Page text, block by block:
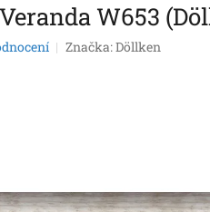
W653
Značka:Döllken